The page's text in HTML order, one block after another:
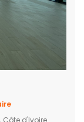
Côte d'Ivoire